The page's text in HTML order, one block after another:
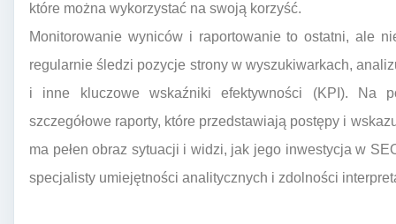
które można wykorzystać na swoją korzyść.
Monitorowanie wyniców i raportowanie to ostatni, ale
regularnie śledzi pozycje strony w wyszukiwarkach,
i inne kluczowe wskaźniki efektywności (KPI). Na
szczegółowe raporty, które przedstawiają postępy i
ma pełen obraz sytuacji i widzi, jak jego inwestycja w
specjalisty umiejętności analitycznych i zdolności